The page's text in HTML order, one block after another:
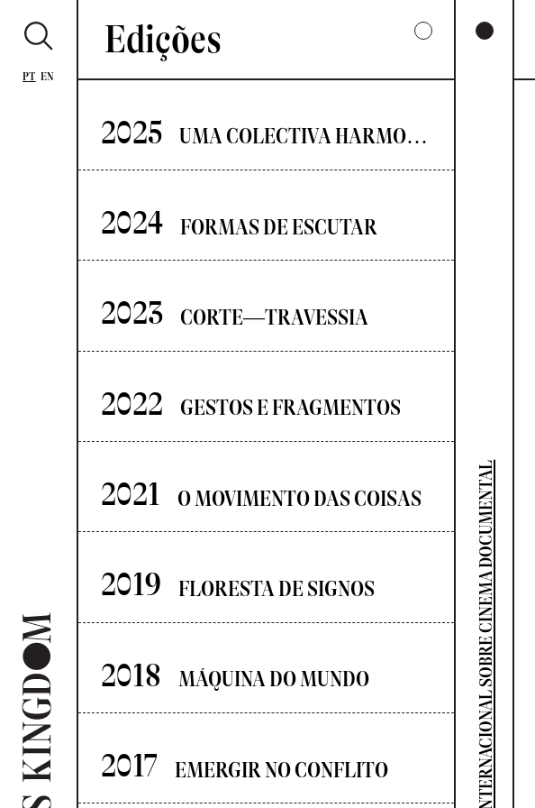
PT EN
Edições
2025 UMA COLECTIVA HARMONIA DESARTICULADA
2024 FORMAS DE ESCUTAR
2023 CORTE—TRAVESSIA
2022 GESTOS E FRAGMENTOS
2021 O MOVIMENTO DAS COISAS
2019 FLORESTA DE SIGNOS
2018 MÁQUINA DO MUNDO
2017 EMERGIR NO CONFLITO SEMINÁRIO INTERNACIONAL SOBRE CINEMA DOCUMENTAL